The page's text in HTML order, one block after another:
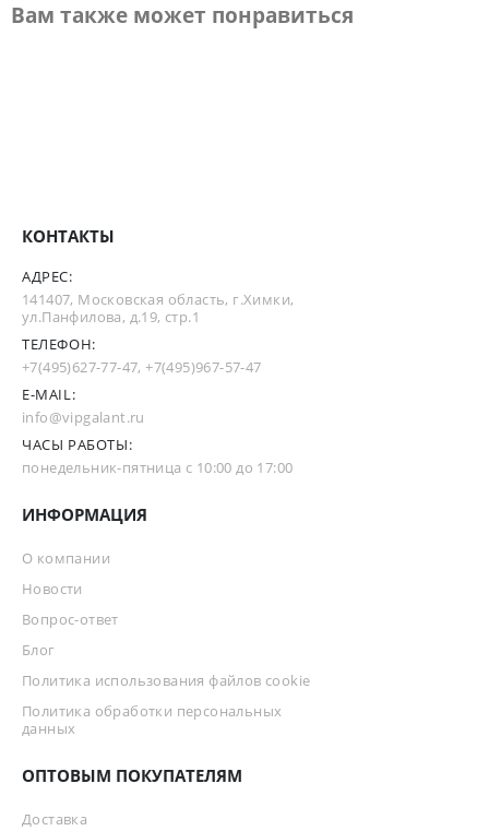
Вам также может понравиться
КОНТАКТЫ
АДРЕС:
141407, Московская область, г.Химки,
ул.Панфилова, д.19, стр.1
ТЕЛЕФОН:
+7(495)627-77-47,+7(495)967-57-47
E-MAIL:
info@vipgalant.ru
ЧАСЫ РАБОТЫ:
понедельник-пятница с 10:00 до 17:00
ИНФОРМАЦИЯ
О компании
Новости
Вопрос-ответ
Блог
Политика использования файлов cookie
Политика обработки персональных
данных
ОПТОВЫМ ПОКУПАТЕЛЯМ
Доставка